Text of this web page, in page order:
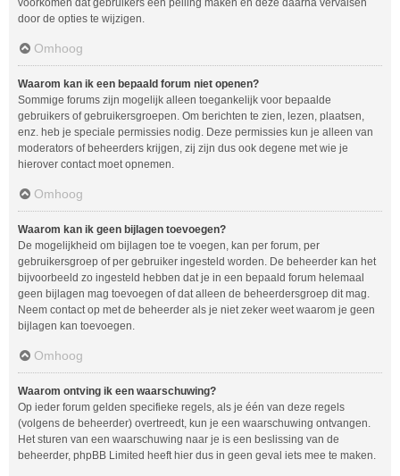
voorkomen dat gebruikers een peiling maken en deze daarna vervalsen
door de opties te wijzigen.
Omhoog
Waarom kan ik een bepaald forum niet openen?
Sommige forums zijn mogelijk alleen toegankelijk voor bepaalde
gebruikers of gebruikersgroepen. Om berichten te zien, lezen, plaatsen,
enz. heb je speciale permissies nodig. Deze permissies kun je alleen van
moderators of beheerders krijgen, zij zijn dus ook degene met wie je
hierover contact moet opnemen.
Omhoog
Waarom kan ik geen bijlagen toevoegen?
De mogelijkheid om bijlagen toe te voegen, kan per forum, per
gebruikersgroep of per gebruiker ingesteld worden. De beheerder kan het
bijvoorbeeld zo ingesteld hebben dat je in een bepaald forum helemaal
geen bijlagen mag toevoegen of dat alleen de beheerdersgroep dit mag.
Neem contact op met de beheerder als je niet zeker weet waarom je geen
bijlagen kan toevoegen.
Omhoog
Waarom ontving ik een waarschuwing?
Op ieder forum gelden specifieke regels, als je één van deze regels
(volgens de beheerder) overtreedt, kun je een waarschuwing ontvangen.
Het sturen van een waarschuwing naar je is een beslissing van de
beheerder, phpBB Limited heeft hier dus in geen geval iets mee te maken.